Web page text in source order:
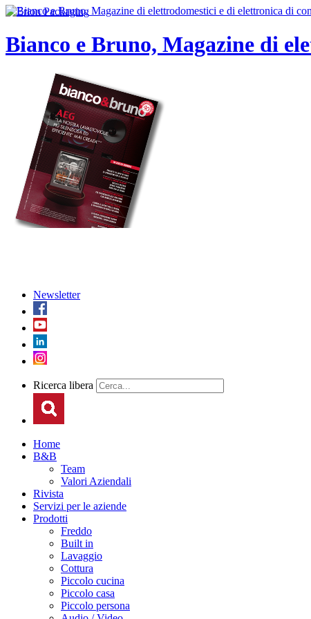
Bianco e Bruno, Magazine di
Newsletter
Ricerca libera
Home
B&B
Team
Valori Aziendali
Rivista
Servizi per le aziende
Prodotti
Freddo
Built in
Lavaggio
Cottura
Piccolo cucina
Piccolo casa
Piccolo persona